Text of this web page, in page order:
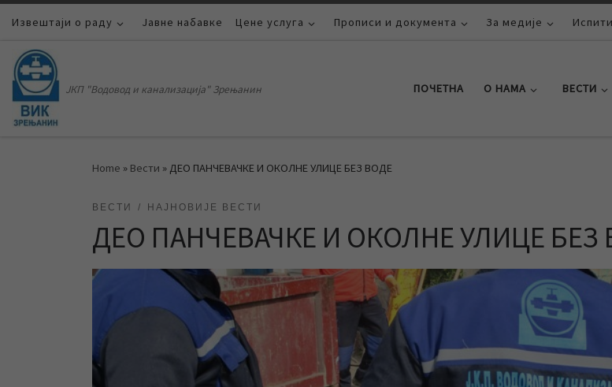
Skip to content
Извештаји о раду Јавне набавке Цене услуга Прописи и документа За медије
ЈКП "Водовод и канализација" Зрењанин ПОЧЕТНА О НАМА ВЕСТИ
Home » Вести » ДЕО ПАНЧЕВАЧКЕ И ОКОЛНЕ УЛИЦЕ БЕЗ ВОДЕ
ВЕСТИ НАЈНОВИЈЕ ВЕСТИ
ДЕО ПАНЧЕВАЧКЕ И ОКОЛНЕ УЛИЦЕ БЕЗ